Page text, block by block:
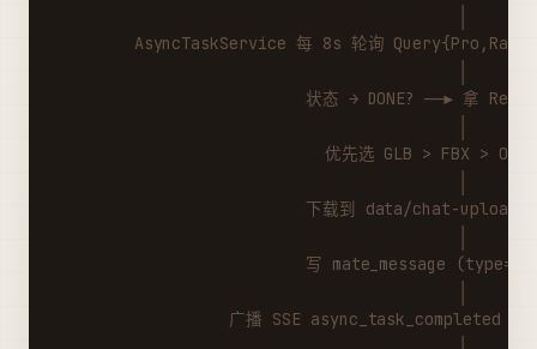
AsyncTaskService 每 8s 轮询
状态 → DONE? ──▶ 拿
                            优先选 GLB > FBX > OBJ
                          下载到 data/chat-uploads/
写 mate_message
                  广播 SSE async_task_completed